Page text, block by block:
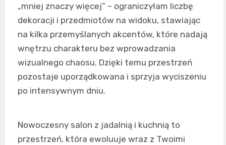
„mniej znaczy więcej” – ograniczyłam liczbę
dekoracji i przedmiotów na widoku, stawiając
na kilka przemyślanych akcentów, które nadają
wnętrzu charakteru bez wprowadzania
wizualnego chaosu. Dzięki temu przestrzeń
pozostaje uporządkowana i sprzyja wyciszeniu
po intensywnym dniu.
Nowoczesny salon z jadalnią i kuchnią to
przestrzeń, która ewoluuje wraz z Twoimi